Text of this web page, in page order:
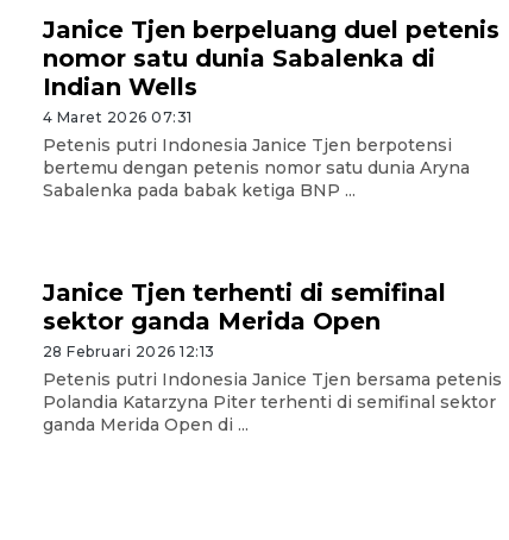
Janice Tjen berpeluang duel petenis
nomor satu dunia Sabalenka di
Indian Wells
4 Maret 2026 07:31
Petenis putri Indonesia Janice Tjen berpotensi
bertemu dengan petenis nomor satu dunia Aryna
Sabalenka pada babak ketiga BNP ...
Janice Tjen terhenti di semifinal
sektor ganda Merida Open
28 Februari 2026 12:13
Petenis putri Indonesia Janice Tjen bersama petenis
Polandia Katarzyna Piter terhenti di semifinal sektor
ganda Merida Open di ...